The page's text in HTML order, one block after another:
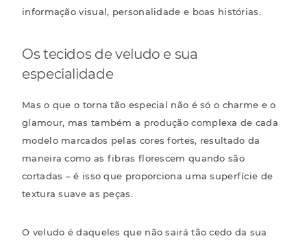
informação visual, personalidade e boas histórias.
Os tecidos de veludo e sua
especialidade
Mas o que o torna tão especial não é só o charme e o
glamour, mas também a produção complexa de cada
modelo marcados pelas cores fortes, resultado da
maneira como as fibras florescem quando são
cortadas – é isso que proporciona uma superfície de
textura suave as peças.
O veludo é daqueles que não sairá tão cedo da sua